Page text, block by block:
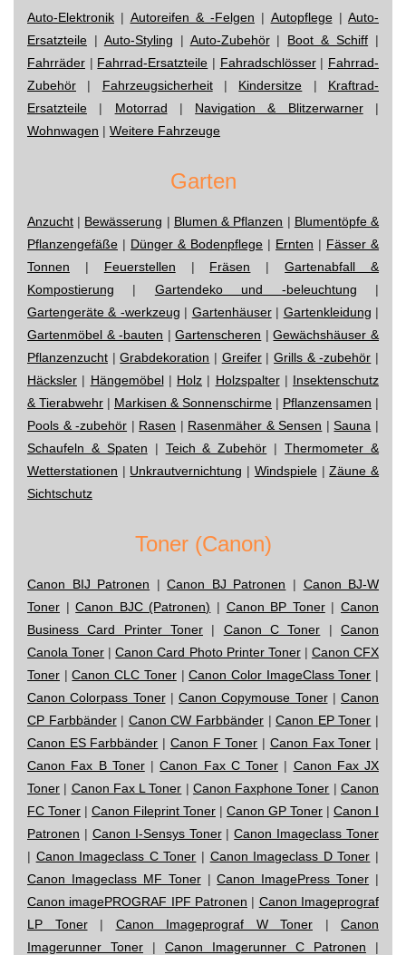
Auto-Elektronik | Autoreifen & -Felgen | Autopflege| Auto-
Ersatzteile | Auto-Styling | Auto-Zubehör| Boot & Schiff |
Fahrräder | Fahrrad-Ersatzteile | Fahradschlösser| Fahrrad-
Zubehör | Fahrzeugsicherheit| Kindersitze | Kraftrad-
Ersatzteile | Motorrad | Navigation & Blitzerwarner|
Wohnwagen | Weitere Fahrzeuge
Garten
Anzucht | Bewässerung | Blumen & Pflanzen | Blumentöpfe &
Pflanzengefäße | Dünger & Bodenpflege | Ernten | Fässer &
Tonnen | Feuerstellen | Fräsen |Gartenabfall &
Kompostierung | Gartendeko und -beleuchtung |
Gartengeräte & -werkzeug | Gartenhäuser| Gartenkleidung |
Gartenmöbel & -bauten |Gartenscheren |Gewächshäuser &
Pflanzenzucht |Grabdekoration | Greifer|Grills & -zubehör |
Häcksler | Hängemöbel| Holz | Holzspalter| Insektenschutz
& Tierabwehr | Markisen & Sonnenschirme | Pflanzensamen |
Pools & -zubehör | Rasen | Rasenmäher & Sensen |Sauna |
Schaufeln & Spaten | Teich & Zubehör |Thermometer &
Wetterstationen | Unkrautvernichtung | Windspiele|Zäune &
Sichtschutz
Toner (Canon)
Canon BIJ Patronen |Canon BJ Patronen | Canon BJ-W
Toner |Canon BJC (Patronen) | Canon BP Toner|Canon
Business Card Printer Toner | Canon C Toner |Canon
Canola Toner |Canon Card Photo Printer Toner| Canon CFX
Toner |Canon CLC Toner|Canon Color ImageClass Toner |
Canon Colorpass Toner| Canon Copymouse Toner| Canon
CP Farbbänder| Canon CW Farbbänder |Canon EP Toner |
Canon ES Farbbänder | Canon F Toner | Canon Fax Toner |
Canon Fax B Toner|Canon Fax C Toner | Canon Fax JX
Toner | Canon Fax L Toner | Canon Faxphone Toner |Canon
FC Toner | Canon Fileprint Toner | Canon GP Toner | Canon I
Patronen | Canon I-Sensys Toner|Canon Imageclass Toner
| Canon Imageclass C Toner | Canon Imageclass D Toner |
Canon Imageclass MF Toner|Canon ImagePress Toner |
Canon imagePROGRAF IPF Patronen | Canon Imageprograf
LP Toner| Canon Imageprograf W Toner | Canon
Imagerunner Toner | Canon Imagerunner C Patronen |